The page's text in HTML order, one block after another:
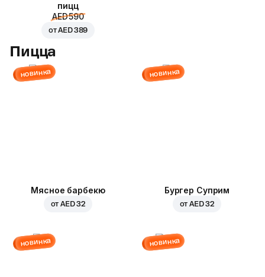
пицц
AED 590
отAED 389
Пицца
новинка
Мясное барбекю
отAED 32
новинка
Бургер Суприм
отAED 32
новинка новинка